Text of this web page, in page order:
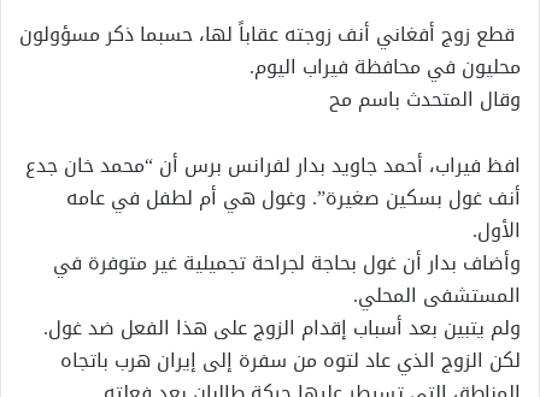
قطع زوج أفغاني أنف زوجته عقاباً لها، حسبما ذكر مسؤولون
محليون في محافظة فيراب اليوم.
وقال المتحدث باسم مح
افظ فيراب، أحمد جاويد بدار لفرانس برس أن “محمد خان جدع
أنف غول بسكين صغيرة”. وغول هي أم لطفل في عامه
الأول.
وأضاف بدار أن غول بحاجة لجراحة تجميلية غير متوفرة في
المستشفى المحلي.
ولم يتبين بعد أسباب إقدام الزوج على هذا الفعل ضد غول.
لكن الزوج الذي عاد لتوه من سفرة إلى إيران هرب باتجاه